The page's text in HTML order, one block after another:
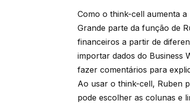
Como o think-cell aumenta
Grande parte da função de
financeiros a partir de
importar dados do Business
fazer comentários para
Ao usar o think-cell, Ruben
pode escolher as colunas e